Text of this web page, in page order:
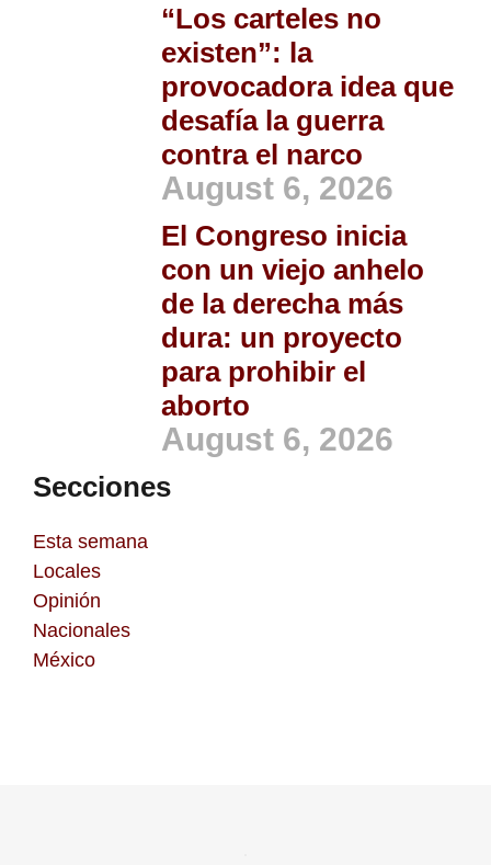
“Los carteles no
existen”: la
provocadora idea que
desafía la guerra
contra el narco
August 6, 2026
El Congreso inicia
con un viejo anhelo
de la derecha más
dura: un proyecto
para prohibir el
aborto
August 6, 2026
Secciones
Esta semana
Locales
Opinión
Nacionales
México